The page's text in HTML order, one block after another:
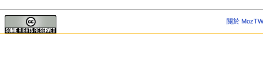
關於